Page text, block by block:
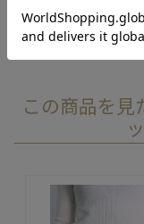
この商品を見